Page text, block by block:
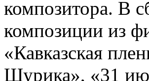
композитора. В
композиции из
«Кавказская
Шурика», «31